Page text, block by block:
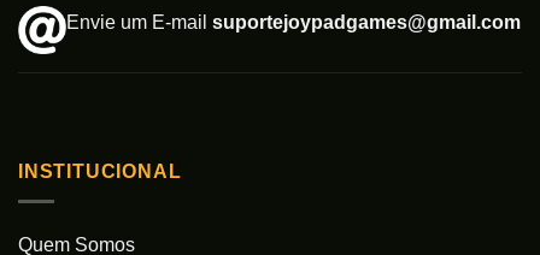
Envie um E-mail suportejoypadgames@gmail.com
INSTITUCIONAL
Quem Somos